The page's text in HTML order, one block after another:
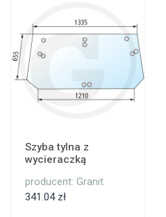
Szyba tylna z
wycieraczką
producent: Granit
341.04 zł